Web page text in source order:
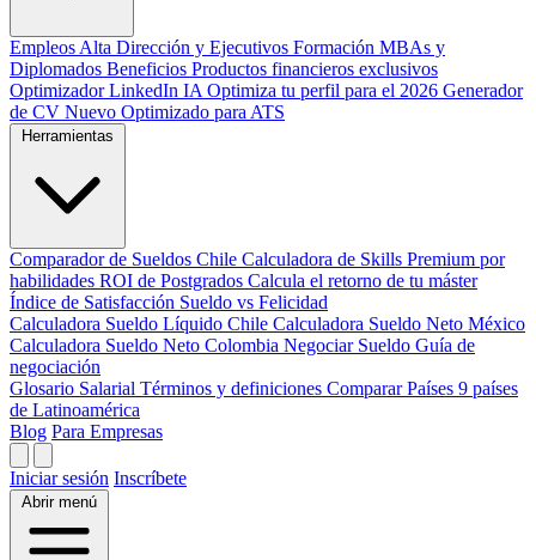
Empleos Alta Dirección y Ejecutivos Formación MBAs y
Diplomados Beneficios Productos financieros exclusivos
Optimizador LinkedIn IA Optimiza tu perfil para el 2026 Generador
de CV Nuevo Optimizado para ATS
Herramientas
Comparador de Sueldos Chile Calculadora de Skills Premium por
habilidades ROI de Postgrados Calcula el retorno de tu máster
Índice de Satisfacción Sueldo vs Felicidad
Calculadora Sueldo Líquido Chile Calculadora Sueldo Neto México
Calculadora Sueldo Neto Colombia Negociar Sueldo Guía de
negociación
Glosario Salarial Términos y definiciones Comparar Países 9 países
de Latinoamérica
Blog Para Empresas
Iniciar sesión Inscríbete
Abrir menú